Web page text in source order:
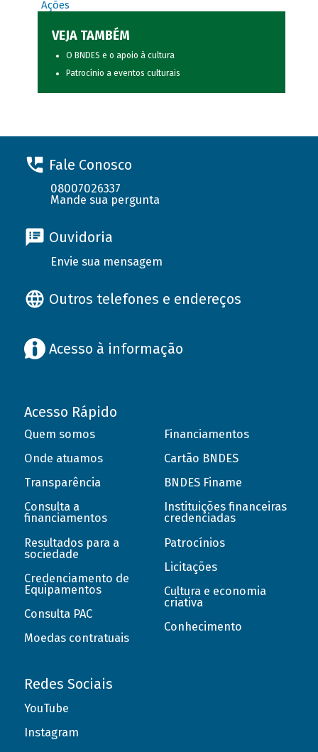
Ações
VEJA TAMBÉM
O BNDES e o apoio à cultura
Patrocínio a eventos culturais
Fale Conosco
08007026337
Mande sua pergunta
Ouvidoria
Envie sua mensagem
Outros telefones e endereços
Acesso à informação
Acesso Rápido
Quem somos
Onde atuamos
Transparência
Consulta a
financiamentos
Resultados para a
sociedade
Credenciamento de
Equipamentos
Consulta PAC
Moedas contratuais
Financiamentos
Cartão BNDES
BNDES Finame
Instituições financeiras
credenciadas
Patrocínios
Licitações
Cultura e economia
criativa
Conhecimento
Redes Sociais
YouTube
Instagram